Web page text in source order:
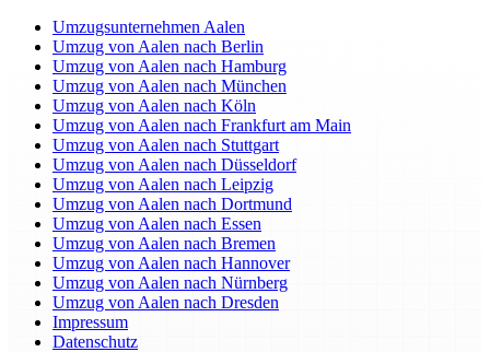
Umzugsunternehmen Aalen
Umzug von Aalen nach Berlin
Umzug von Aalen nach Hamburg
Umzug von Aalen nach München
Umzug von Aalen nach Köln
Umzug von Aalen nach Frankfurt am Main
Umzug von Aalen nach Stuttgart
Umzug von Aalen nach Düsseldorf
Umzug von Aalen nach Leipzig
Umzug von Aalen nach Dortmund
Umzug von Aalen nach Essen
Umzug von Aalen nach Bremen
Umzug von Aalen nach Hannover
Umzug von Aalen nach Nürnberg
Umzug von Aalen nach Dresden
Impressum
Datenschutz